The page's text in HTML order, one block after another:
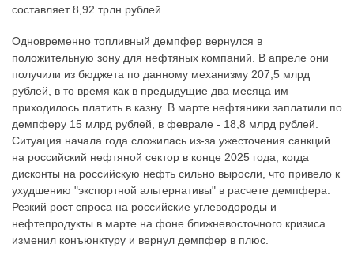
составляет 8,92 трлн рублей.
Одновременно топливный демпфер вернулся в
положительную зону для нефтяных компаний. В апреле они
получили из бюджета по данному механизму 207,5 млрд
рублей, в то время как в предыдущие два месяца им
приходилось платить в казну. В марте нефтяники заплатили по
демпферу 15 млрд рублей, в феврале - 18,8 млрд рублей.
Ситуация начала года сложилась из-за ужесточения санкций
на российский нефтяной сектор в конце 2025 года, когда
дисконты на российскую нефть сильно выросли, что привело к
ухудшению "экспортной альтернативы" в расчете демпфера.
Резкий рост спроса на российские углеводороды и
нефтепродукты в марте на фоне ближневосточного кризиса
изменил конъюнктуру и вернул демпфер в плюс.